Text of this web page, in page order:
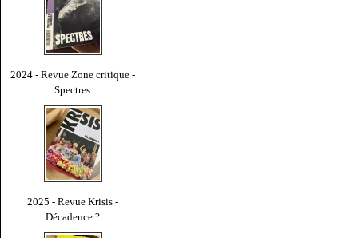
2024 - Revue Zone critique -
Spectres
2025 - Revue Krisis -
Décadence ?